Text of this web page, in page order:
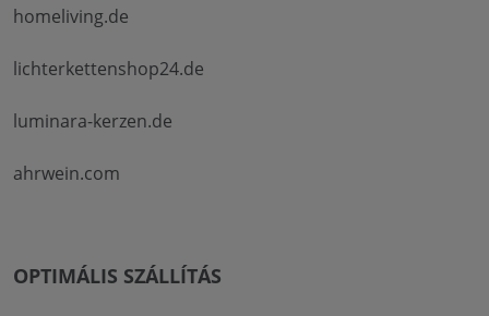
homeliving.de
lichterkettenshop24.de
luminara-kerzen.de
ahrwein.com
OPTIMÁLIS SZÁLLÍTÁS